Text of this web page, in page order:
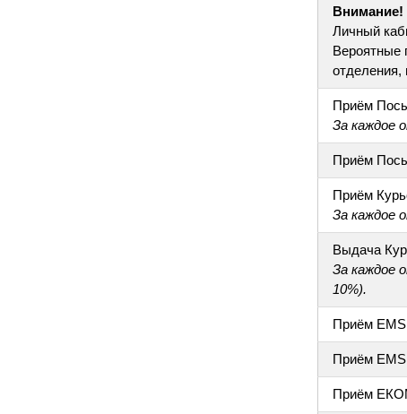
Внимание!
Личный
Вероятные
отделения,
Приём
За каждое
Приём
Приём
За каждое
Выдача
За каждое
10%).
Приём
Приём
Приём